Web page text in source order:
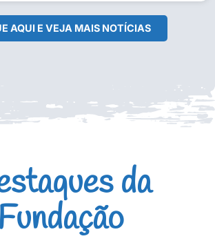
AQUI E VEJA MAIS NOTÍCIAS
da
Fundação